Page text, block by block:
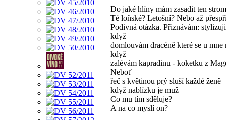
Do jaké hlíny mám zasadit ten strom
Té loňské? Letošní? Nebo až
Podivná otázka. Přiznávám: stylizuji
když
domlouvám dracéně které se u mne
když
zalévám kapradinu - koketku z
Neboť
řeč s květinou prý sluší každé ženě
když nablízku je muž
Co mu tím sděluje?
A na co myslí on?